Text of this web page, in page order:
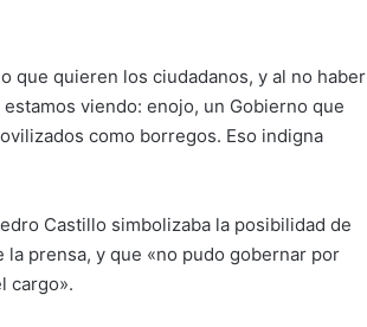
que quieren los ciudadanos, y al no haber
viendo: enojo, un Gobierno que
como borregos. Eso indigna
Castillo simbolizaba la posibilidad de
prensa, y que «no pudo gobernar por
cargo».